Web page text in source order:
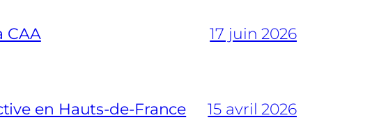
CAA 17 juin 2026
en Hauts-de-France 15 avril 2026